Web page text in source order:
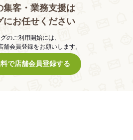
集客・業務支援は
にお任せください
のご利用開始には、
舗会員登録をお願いします。
で店舗会員登録する